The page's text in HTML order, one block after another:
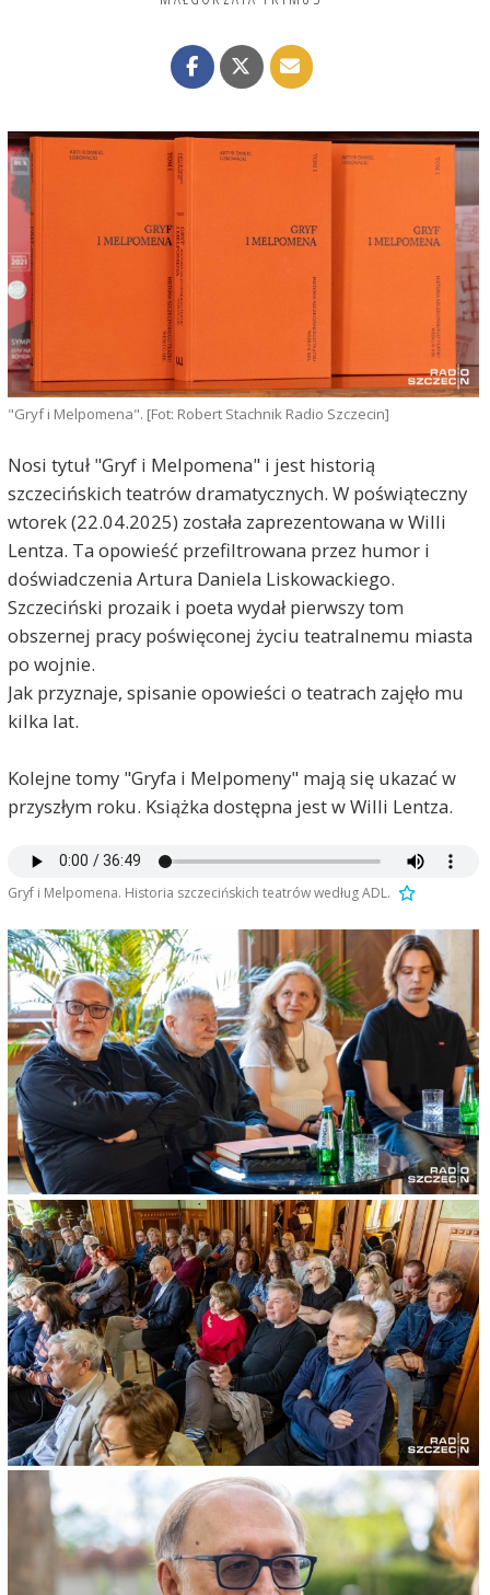
"Gryf i Melpomena". [Fot: Robert Stachnik Radio Szczecin]
Nosi tytuł "Gryf i Melpomena" i jest historią
szczecińskich teatrów dramatycznych. W poświąteczny
wtorek (22.04.2025) została zaprezentowana w Willi
Lentza. Ta opowieść przefiltrowana przez humor i
doświadczenia Artura Daniela Liskowackiego.
Szczeciński prozaik i poeta wydał pierwszy tom
obszernej pracy poświęconej życiu teatralnemu miasta
po wojnie.
Jak przyznaje, spisanie opowieści o teatrach zajęło mu
kilka lat.
Kolejne tomy "Gryfa i Melpomeny" mają się ukazać w
przyszłym roku. Książka dostępna jest w Willi Lentza.
Gryf i Melpomena. Historia szczecińskich teatrów według ADL.